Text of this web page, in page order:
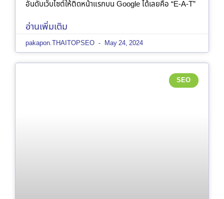
อันดับเว็บไซต์ให้ติดหน้าแรกบน Google ได้เลยคือ “E-A-T”
อ่านเพิ่มเติม
pakapon.THAITOPSEO May 24, 2024
SEO